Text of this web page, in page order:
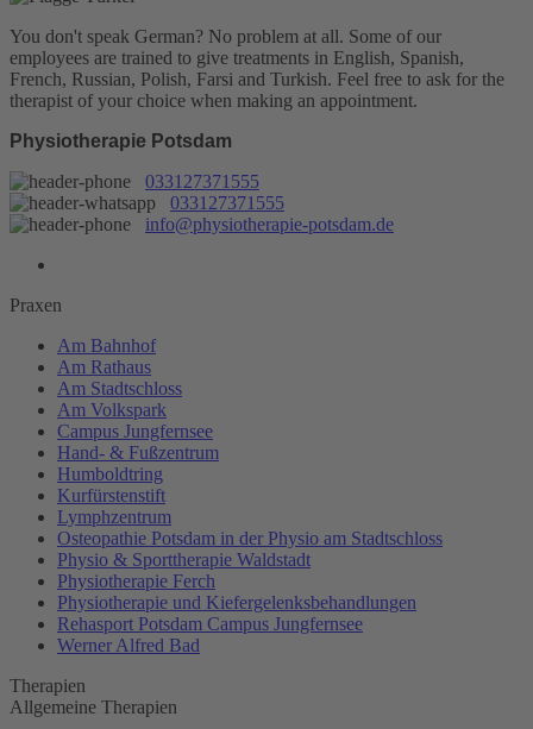
You don't speak German? No problem at all. Some of our
employees are trained to give treatments in English, Spanish,
French, Russian, Polish, Farsi and Turkish. Feel free to ask for the
therapist of your choice when making an appointment.
Physiotherapie Potsdam
033127371555
033127371555
info@physiotherapie-potsdam.de
Praxen
Am Bahnhof
Am Rathaus
Am Stadtschloss
Am Volkspark
Campus Jungfernsee
Hand- & Fußzentrum
Humboldtring
Kurfürstenstift
Lymphzentrum
Osteopathie Potsdam in der Physio am Stadtschloss
Physio & Sporttherapie Waldstadt
Physiotherapie Ferch
Physiotherapie und Kiefergelenksbehandlungen
Rehasport Potsdam Campus Jungfernsee
Werner Alfred Bad
Therapien
Allgemeine Therapien